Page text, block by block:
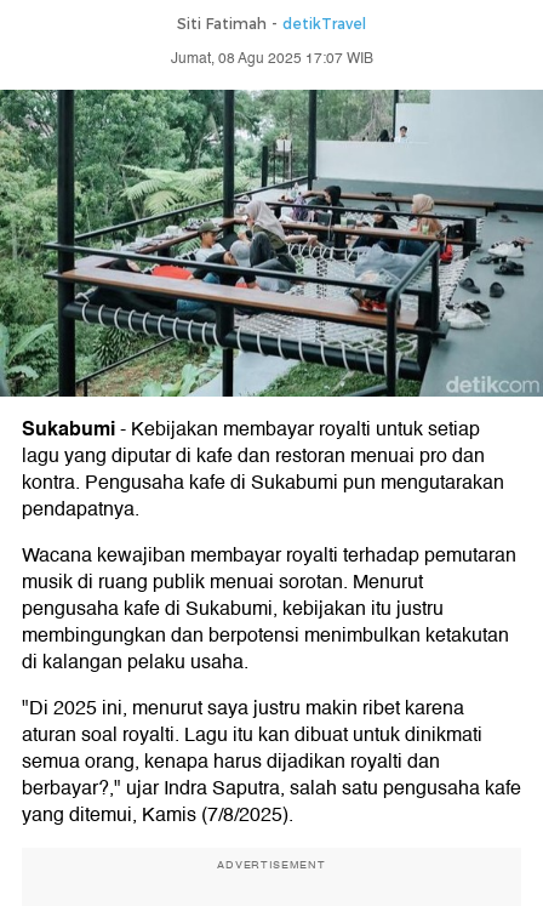
Siti Fatimah - detikTravel
Jumat, 08 Agu 2025 17:07 WIB
Sukabumi-Kebijakan membayar royalti untuk setiap
lagu yang diputar di kafe dan restoran menuai pro dan
kontra. Pengusaha kafe di Sukabumi pun mengutarakan
pendapatnya.
Wacana kewajiban membayar royalti terhadap pemutaran
musik di ruang publik menuai sorotan. Menurut
pengusaha kafe di Sukabumi, kebijakan itu justru
membingungkan dan berpotensi menimbulkan ketakutan
di kalangan pelaku usaha.
"Di 2025 ini, menurut saya justru makin ribet karena
aturan soal royalti. Lagu itu kan dibuat untuk dinikmati
semua orang, kenapa harus dijadikan royalti dan
berbayar?," ujar Indra Saputra, salah satu pengusaha kafe
yang ditemui, Kamis (7/8/2025).
ADVERTISEMENT